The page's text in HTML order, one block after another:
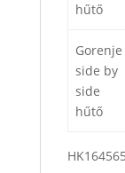
hűtő
Gorenje
side by
side
hűtő